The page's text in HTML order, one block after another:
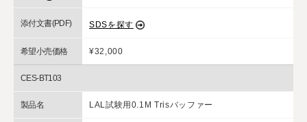
添付文書(PDF) SDSを探す
希望小売価格 ¥32,000
CES-BT103
製品名 LAL試験用0.1M Trisバッファー